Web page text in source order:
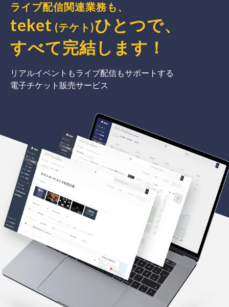
ライブ配信関連業務も、
teket (テケト)ひとつで、
すべて完結 します ！
リアルイベントもライブ配信もサポートする
電子チケット販売サービス